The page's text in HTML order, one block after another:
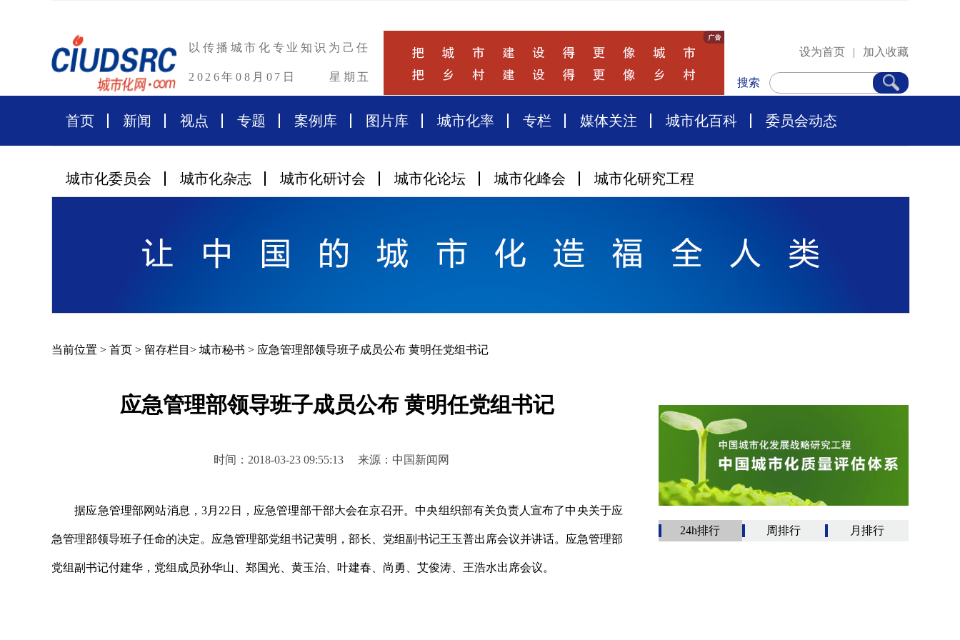
以传播城市化专业知识为己任
2026年08月07日 星期五
设为首页 | 加入收藏
搜索
首页 新闻 视点 专题 案例库 图片库 城市化率 专栏 媒体关注 城市化百科 委员会动态
城市化委员会 城市化杂志 城市化研讨会 城市化论坛 城市化峰会 城市化研究工程
当前位置 > 首页 > 留存栏目 > 城市秘书 > 应急管理部领导班子成员公布 黄明任党组书记
应急管理部领导班子成员公布 黄明任党组书记
时间：2018-03-23 09:55:13 来源：中国新闻网
据应急管理部网站消息，3月22日，应急管理部干部大会在京召开。中央组织部有关负责人宣布了中央关于应
急管理部领导班子任命的决定。应急管理部党组书记黄明，部长、党组副书记王玉普出席会议并讲话。应急管理部
党组副书记付建华，党组成员孙华山、郑国光、黄玉治、叶建春、尚勇、艾俊涛、王浩水出席会议。
24h排行 周排行 月排行